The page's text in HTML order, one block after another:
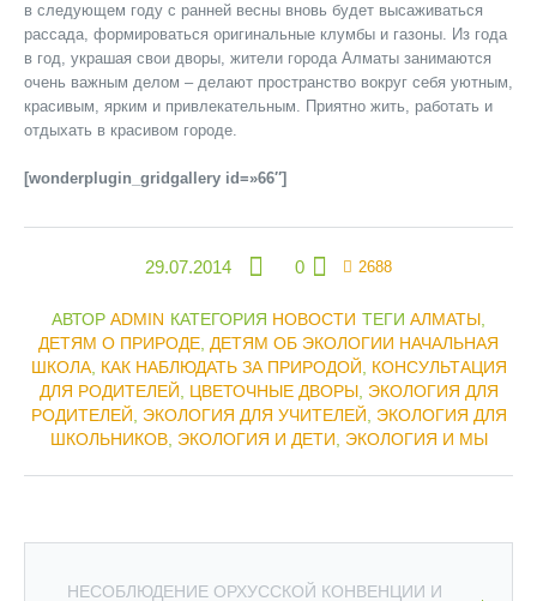
в следующем году с ранней весны вновь будет высаживаться
рассада, формироваться оригинальные клумбы и газоны. Из года
в год, украшая свои дворы, жители города Алматы занимаются
очень важным делом – делают пространство вокруг себя уютным,
красивым, ярким и привлекательным. Приятно жить, работать и
отдыхать в красивом городе.
[wonderplugin_gridgallery id=»66″]
29.07.2014 0 2688
АВТОР ADMIN КАТЕГОРИЯ НОВОСТИ ТЕГИ АЛМАТЫ
ДЕТЯМ О ПРИРОДЕ ДЕТЯМ ОБ ЭКОЛОГИИ НАЧАЛЬНАЯ
ШКОЛА, КАК НАБЛЮДАТЬ ЗА ПРИРОДОЙ
КОНСУЛЬТАЦИЯ
ДЛЯ РОДИТЕЛЕЙ
ЦВЕТОЧНЫЕ ДВОРЫ, ЭКОЛОГИЯ ДЛЯ
РОДИТЕЛЕЙ
ЭКОЛОГИЯ ДЛЯ УЧИТЕЛЕЙ
ЭКОЛОГИЯ ДЛЯ
ШКОЛЬНИКОВ, ЭКОЛОГИЯ И ДЕТИ ЭКОЛОГИЯ И МЫ
НЕСОБЛЮДЕНИЕ ОРХУССКОЙ КОНВЕНЦИИ И